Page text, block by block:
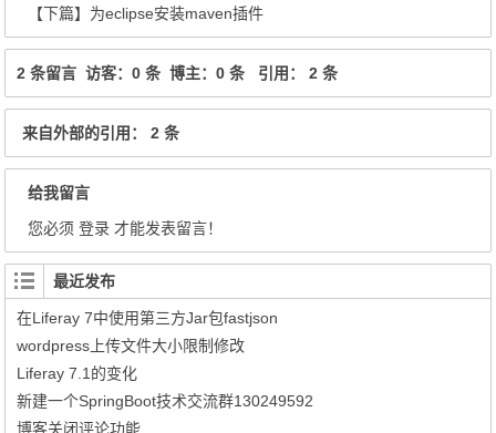
【下篇】 为eclipse安装maven插件
2 条留言 访客：0 条 博主：0 条 引用： 2 条
来自外部的引用： 2 条
给我留言
您必须 登录才能发表留言！
最近发布
在Liferay 7中使用第三方Jar包fastjson
wordpress上传文件大小限制修改
Liferay 7.1的变化
新建一个SpringBoot技术交流群130249592
博客关闭评论功能